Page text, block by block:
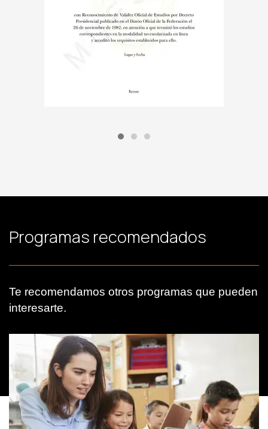
Programas recomendados
Te recomendamos otros programas que pueden
interesarte.